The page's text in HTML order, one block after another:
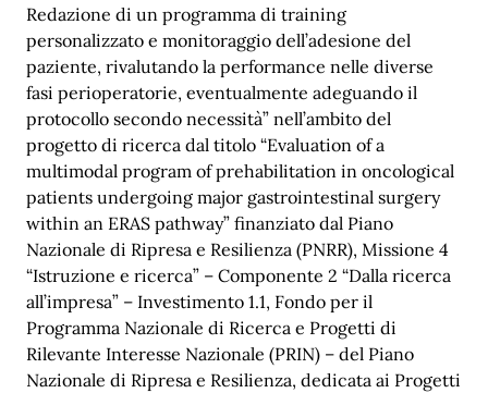
Redazione di un programma di training
personalizzato e monitoraggio dell’adesione del
paziente, rivalutando la performance nelle diverse
fasi perioperatorie, eventualmente adeguando il
protocollo secondo necessità” nell’ambito del
progetto di ricerca dal titolo “Evaluation of a
multimodal program of prehabilitation in oncological
patients undergoing major gastrointestinal surgery
within an ERAS pathway” finanziato dal Piano
Nazionale di Ripresa e Resilienza (PNRR), Missione 4
“Istruzione e ricerca” – Componente 2 “Dalla ricerca
all’impresa” – Investimento 1.1, Fondo per il
Programma Nazionale di Ricerca e Progetti di
Rilevante Interesse Nazionale (PRIN) – del Piano
Nazionale di Ripresa e Resilienza, dedicata ai Progetti